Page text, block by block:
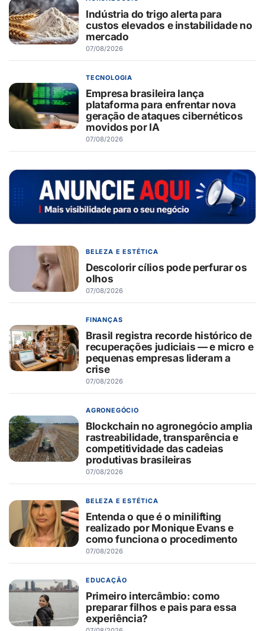
Indústria do trigo alerta para
custos elevados e instabilidade no
mercado
07/08/2026
TECNOLOGIA
Empresa brasileira lança
plataforma para enfrentar nova
geração de ataques cibernéticos
movidos por IA
07/08/2026
BELEZA E ESTÉTICA
Descolorir cílios pode perfurar os
olhos
07/08/2026
FINANÇAS
Brasil registra recorde histórico de
recuperações judiciais — e micro e
pequenas empresas lideram a
crise
07/08/2026
AGRONEGÓCIO
Blockchain no agronegócio amplia
rastreabilidade, transparência e
competitividade das cadeias
produtivas brasileiras
07/08/2026
BELEZA E ESTÉTICA
Entenda o que é o minilifting
realizado por Monique Evans e
como funciona o procedimento
07/08/2026
EDUCAÇÃO
Primeiro intercâmbio: como
preparar filhos e pais para essa
experiência?